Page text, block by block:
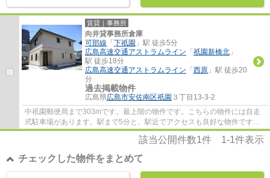
賃貸｜事務所
向井貸事務所倉庫
可部線 「 下祇園 」駅 徒歩5分
広島高速交通アストラムライン 「 祇園新橋北 」
駅 徒歩18分
広島高速交通アストラムライン 「 西原 」駅 徒歩20
分
過去掲載物件
広島県広島市安佐南区祇園 ３丁目13-3-2
中祇園郵便局まで303mです。最上階の物件です。こちらの物件には自走
式駐車場があります。駅まで5分と、駅近でアクセスも良好な物件です。
平成26年築のコチラの物件は、落ち着きのある...
該当公開件数1件 1-1件表示
チェックした物件をまとめて